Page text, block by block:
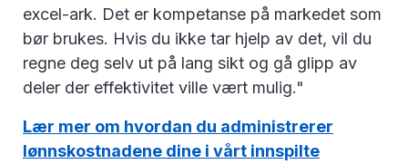
excel-ark. Det er kompetanse på markedet som
bør brukes. Hvis du ikke tar hjelp av det, vil du
regne deg selv ut på lang sikt og gå glipp av
deler der effektivitet ville vært mulig."
Lær mer om hvordan du administrerer
lønnskostnadene dine i vårt innspilte